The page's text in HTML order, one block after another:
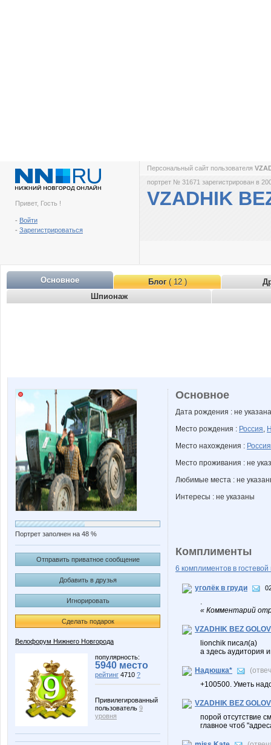
Привет, Гость !
- Войти
- Зарегистрироваться
Персональный сайт пользователя
портрет № 31671 зарегистрирован в
VZADHIK
Основное Блог( 12 )
Шпионаж
Портрет заполнен на 48 %
Отправить приватное сообщение
Добавить в друзья
Игнорировать
Сделать подарок
Велофорум Нижнего Новгорода
популярность:
5940 место
рейтинг 4710 ?
Привилегированный
пользователь 9
уровня
Основное
Дата рождения : не указана
Место рождения : Россия,
Место нахождения : Россия
Место проживания : не
Любимые места : не
Интересы : не указаны
Комплименты
6 комплиментов в гостевой
уголёк в груди
.
« Комментарий
VZADHIK BEZ GOLOV
lionchik писал(а)
а здесь аудитория
Надюшка*
+100500. Уметь
VZADHIK BEZ GOLOV
порой отсутствие
главное чтоб